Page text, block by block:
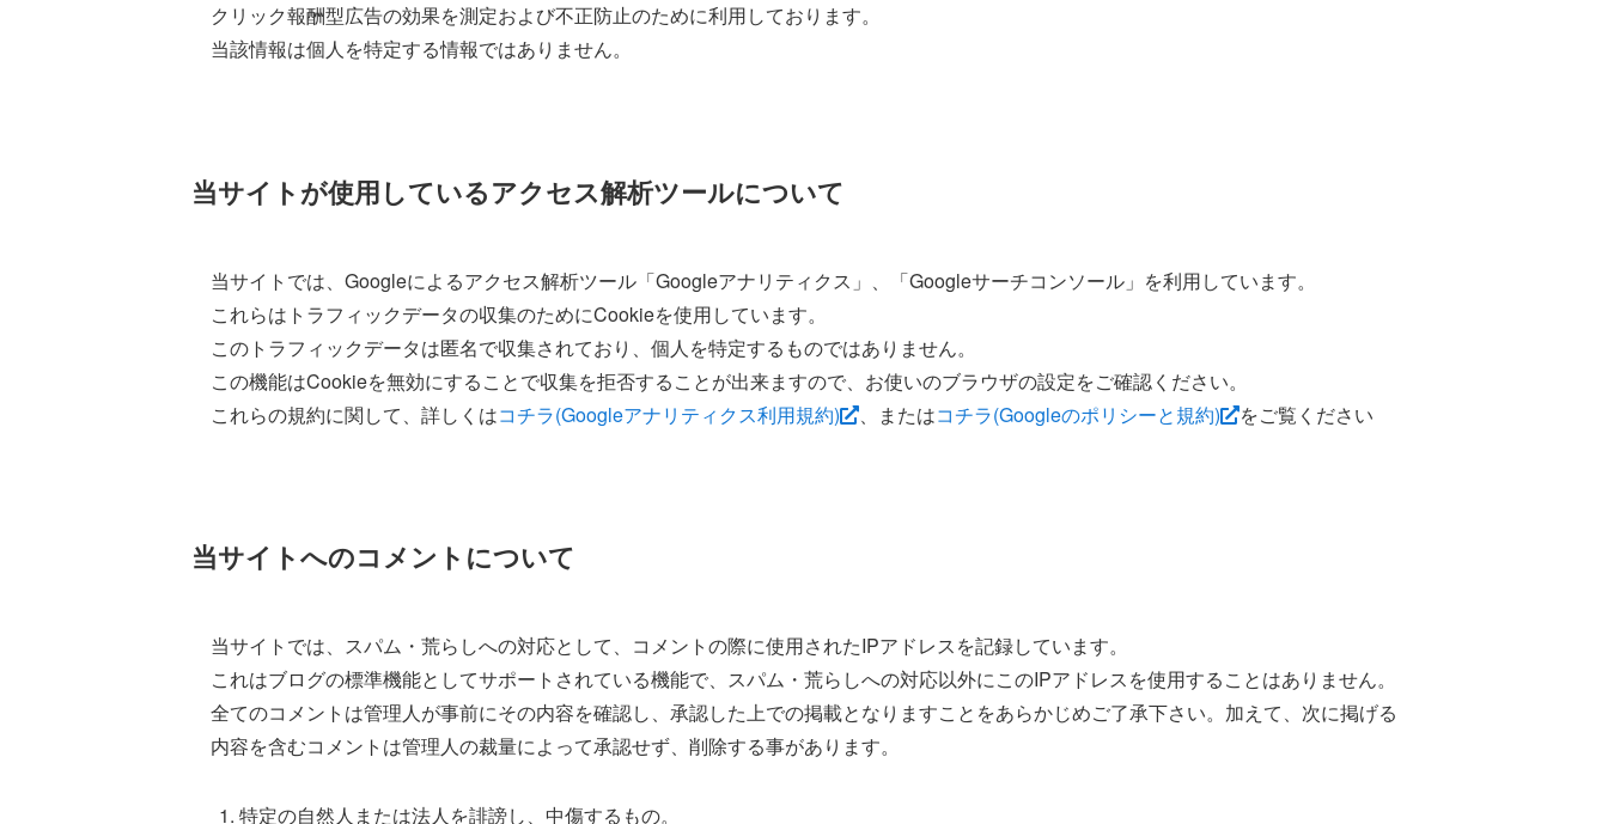
クリック報酬型広告の効果を測定および不正防止のために利用しております。
当該情報は個人を特定する情報ではありません。
当サイトが使用しているアクセス解析ツールについて
当サイトでは、Googleによるアクセス解析ツール「Googleアナリティクス」、「Googleサーチコンソール」を利用しています。
これらはトラフィックデータの収集のためにCookieを使用しています。
このトラフィックデータは匿名で収集されており、個人を特定するものではありません。
この機能はCookieを無効にすることで収集を拒否することが出来ますので、お使いのブラウザの設定をご確認ください。
これらの規約に関して、詳しくはコチラ(Googleアナリティクス利用規約) 、またはコチラ(Googleのポリシーと規約) をご覧ください
当サイトへのコメントについて
当サイトでは、スパム・荒らしへの対応として、コメントの際に使用されたIPアドレスを記録しています。
これはブログの標準機能としてサポートされている機能で、スパム・荒らしへの対応以外にこのIPアドレスを使用することはありません。
全てのコメントは管理人が事前にその内容を確認し、承認した上での掲載となりますことをあらかじめご了承下さい。加えて、次に掲げる
内容を含むコメントは管理人の裁量によって承認せず、削除する事があります。
特定の自然人または法人を誹謗し、中傷するもの。